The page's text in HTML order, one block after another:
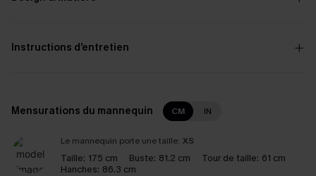
Instructions d’entretien
Mensurations du mannequin CM IN
Le mannequin porte une taille: XS
Taille: 175 cm Buste: 81.2 cm Tour de taille: 61 cm
Hanches: 86.3 cm